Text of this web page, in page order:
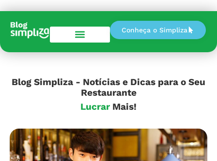
Conheça o Simpliza
Blog Simpliza - Notícias e Dicas para o Seu
Restaurante
Mais!